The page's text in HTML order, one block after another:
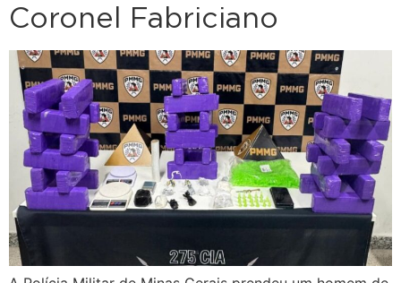
Coronel Fabriciano